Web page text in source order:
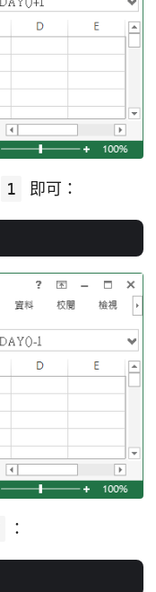
1 即可：
：